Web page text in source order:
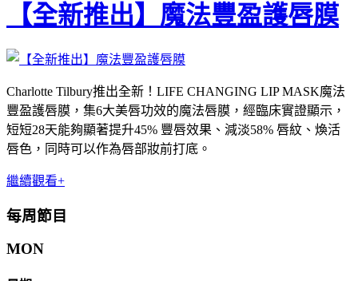
【全新推出】魔法豐盈護唇膜
Charlotte Tilbury推出全新！LIFE CHANGING LIP MASK魔法
豐盈護唇膜，集6大美唇功效的魔法唇膜，經臨床實證顯示，
短短28天能夠顯著提升45% 豐唇效果、減淡58% 唇紋、煥活
唇色，同時可以作為唇部妝前打底。
繼續觀看+
每周節目
MON